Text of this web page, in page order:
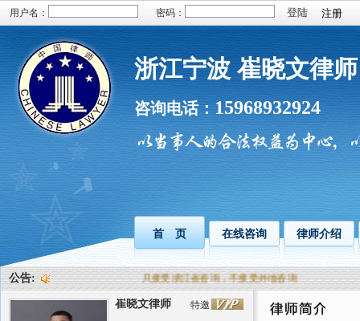
用户名： 密码： 注册
浙江宁波 崔晓文律师
咨询电话： 15968932924
首 页 在线咨询 律师介绍
公告: 只接受浙江省咨询，不接受外地咨询
特邀
崔晓文律师